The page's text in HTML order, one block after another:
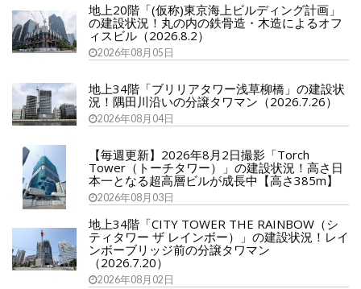
地上20階「(仮称)東京海上ビルディング計画」
の建設状況！丸の内の鉄骨造・木造によるオフ
ィスビル（2026.8.2）
2026年08月05日
地上34階「ブリリアタワー浅草柳橋」の建設状
況！隅田川沿いの分譲タワマン（2026.7.26）
2026年08月04日
【毎週更新】2026年8月2日撮影「Torch
Tower（トーチタワー）」の建設状況！高さ日
本一となる超高層ビルが成長中【高さ385m】
2026年08月03日
地上34階「CITY TOWER THE RAINBOW（シ
ティタワー ザ レインボー）」の建設状況！レイ
ンボーブリッジ前の分譲タワマン
（2026.7.20）
2026年08月02日